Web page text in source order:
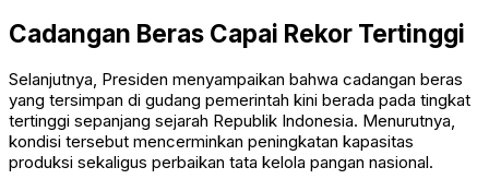
Cadangan Beras Capai Rekor Tertinggi
Selanjutnya, Presiden menyampaikan bahwa cadangan beras
yang tersimpan di gudang pemerintah kini berada pada tingkat
tertinggi sepanjang sejarah Republik Indonesia. Menurutnya,
kondisi tersebut mencerminkan peningkatan kapasitas
produksi sekaligus perbaikan tata kelola pangan nasional.